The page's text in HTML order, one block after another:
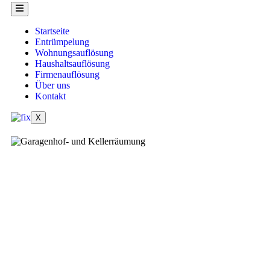
Startseite
Entrümpelung
Wohnungsauflösung
Haushaltsauflösung
Firmenauflösung
Über uns
Kontakt
X